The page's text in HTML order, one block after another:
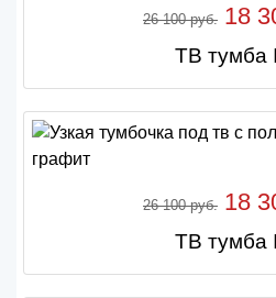
26 100 руб. 18
ТВ
26 100 руб. 18
ТВ